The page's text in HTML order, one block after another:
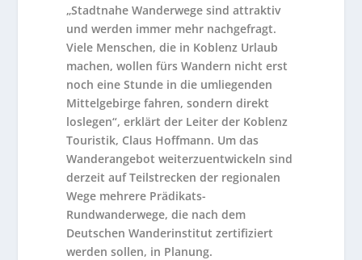
„Stadtnahe Wanderwege sind attraktiv
und werden immer mehr nachgefragt.
Viele Menschen, die in Koblenz Urlaub
machen, wollen fürs Wandern nicht erst
noch eine Stunde in die umliegenden
Mittelgebirge fahren, sondern direkt
loslegen“, erklärt der Leiter der Koblenz
Touristik, Claus Hoffmann. Um das
Wanderangebot weiterzuentwickeln sind
derzeit auf Teilstrecken der regionalen
Wege mehrere Prädikats-
Rundwanderwege, die nach dem
Deutschen Wanderinstitut zertifiziert
werden sollen, in Planung.